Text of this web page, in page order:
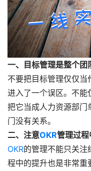
一、目标管理是整个团
不要把目标管理仅仅
进入了一个误区。不能
把它当成人力资源部门
门没有关系。
二、注意OKR管理过程
OKR的管理不能只关注
程中的提升也是非常重